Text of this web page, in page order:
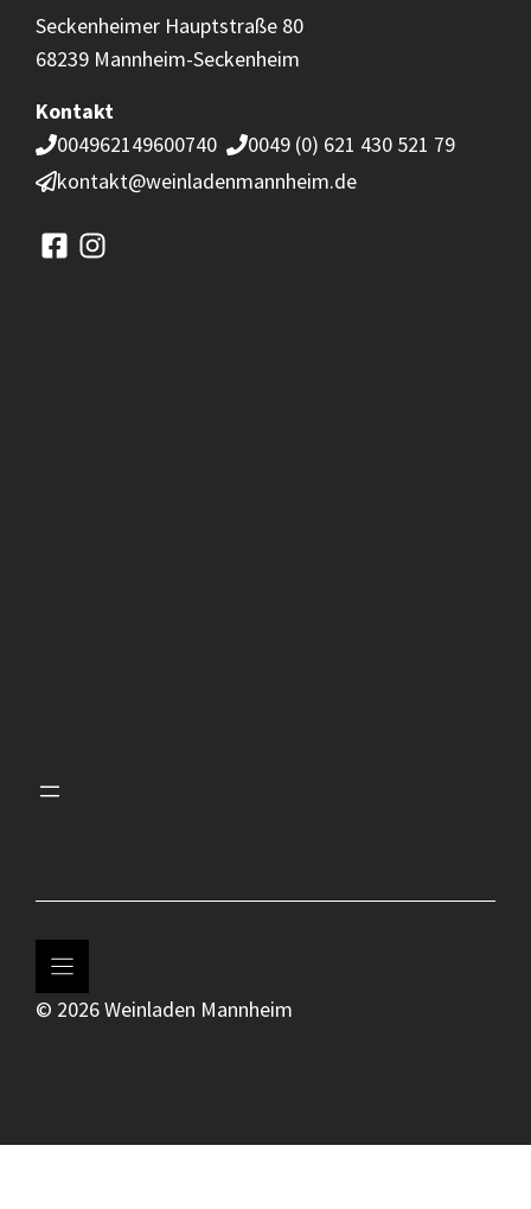
Seckenheimer Hauptstraße 80
68239 Mannheim-Seckenheim
Kontakt
004962149600740
0049 (0) 621 430 521 79
kontakt@weinladenmannheim.de
© 2026 Weinladen Mannheim